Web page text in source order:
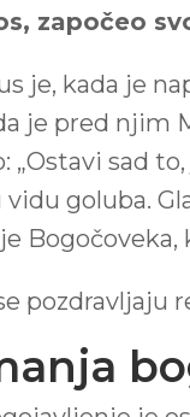
započeo
je, kada je
je pred njim
„Ostavi sad
goluba.
pozdravljaju